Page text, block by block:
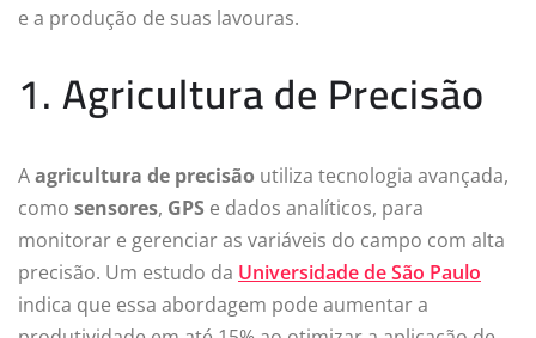
e a produção de suas lavouras.
1. Agricultura de Precisão
Aagricultura de precisão utiliza tecnologia avançada,
como sensores, GPS e dados analíticos, para
monitorar e gerenciar as variáveis do campo com alta
precisão. Um estudo da Universidade de São Paulo
indica que essa abordagem pode aumentar a